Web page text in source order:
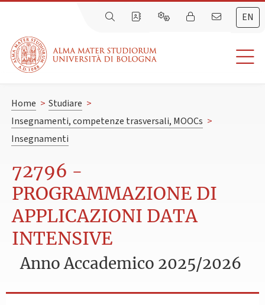
EN
Home > Studiare >
Insegnamenti, competenze trasversali, MOOCs >
Insegnamenti
72796 -
PROGRAMMAZIONE DI
APPLICAZIONI DATA
INTENSIVE
Anno Accademico 2025/2026